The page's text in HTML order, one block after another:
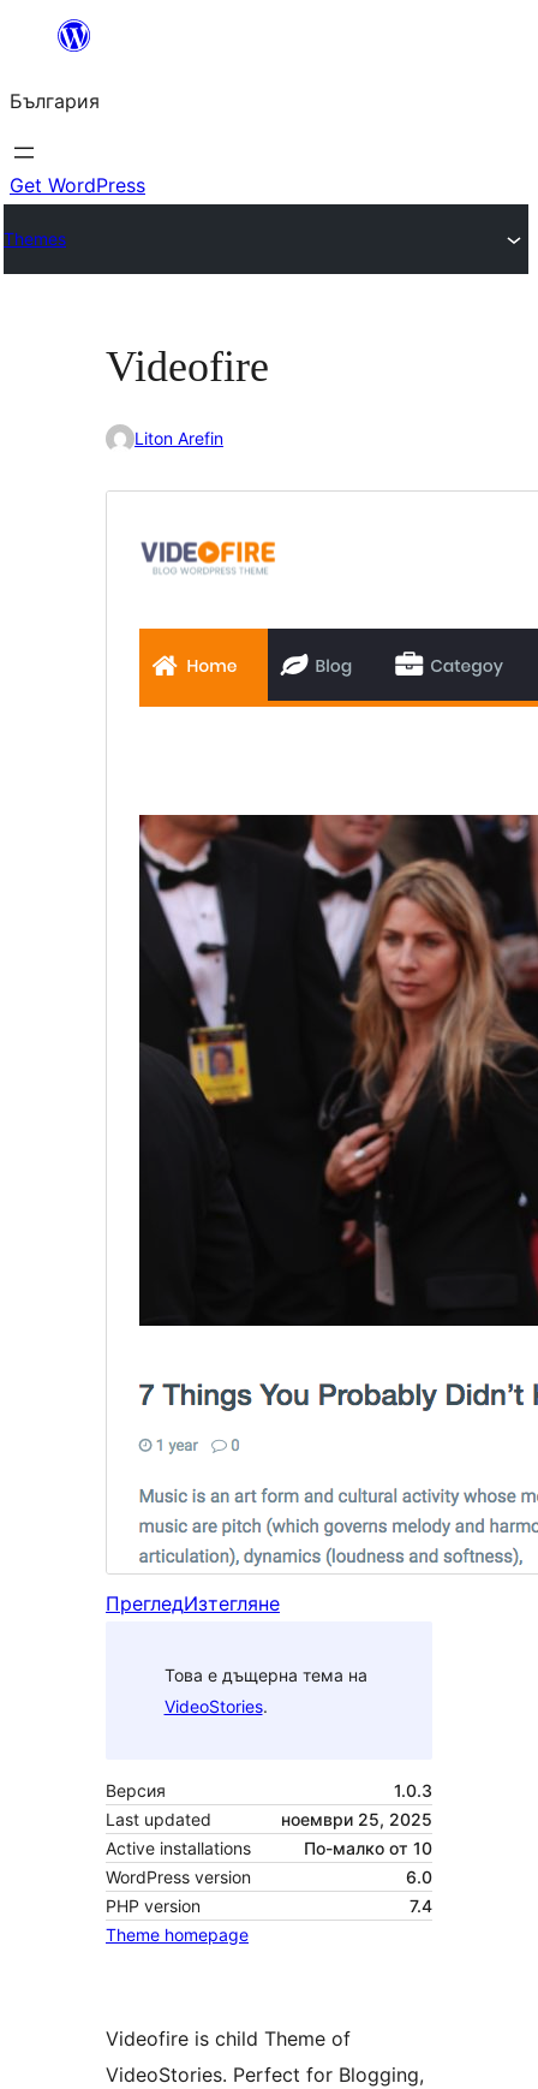
България
Get WordPress
Themes
Videofire
Liton Arefin
ПрегледИзтегляне
Това е дъщерна тема на
VideoStories.
Версия
1.0.3
Last updated
ноември 25, 2025
Active installations
По-малко от 10
WordPress version
6.0
PHP version
7.4
Theme homepage
Videofire is child Theme of
VideoStories. Perfect for Blogging,